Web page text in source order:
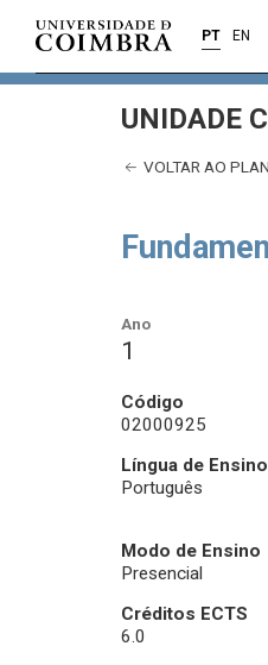
PT EN
UNIDADE
VOLTAR AO
Ano
1
Código
02000925
Língua de Ensino
Português
Modo de Ensino
Presencial
Créditos ECTS
6.0